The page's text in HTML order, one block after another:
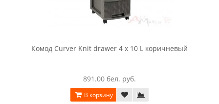
Комод Curver Knit drawer 4 x 10 L коричневый
891.00 бел. руб.
В корзину